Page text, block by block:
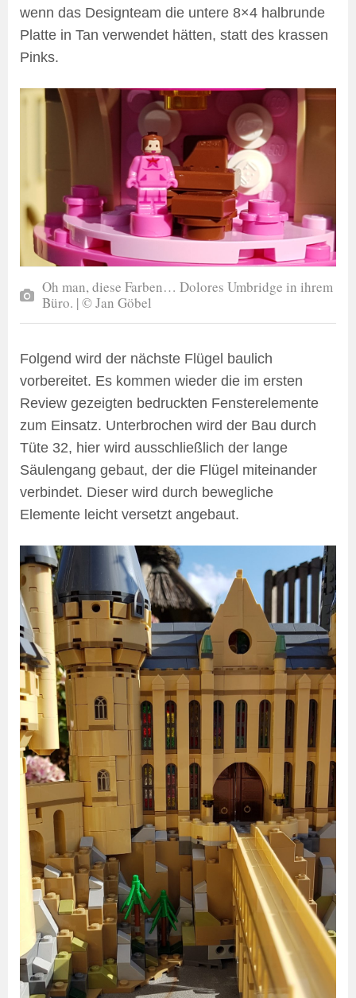
wenn das Designteam die untere 8×4 halbrunde
Platte in Tan verwendet hätten, statt des krassen
Pinks.
Oh man, diese Farben… Dolores Umbridge in ihrem
Büro. | © Jan Göbel
Folgend wird der nächste Flügel baulich
vorbereitet. Es kommen wieder die im ersten
Review gezeigten bedruckten Fensterelemente
zum Einsatz. Unterbrochen wird der Bau durch
Tüte 32, hier wird ausschließlich der lange
Säulengang gebaut, der die Flügel miteinander
verbindet. Dieser wird durch bewegliche
Elemente leicht versetzt angebaut.